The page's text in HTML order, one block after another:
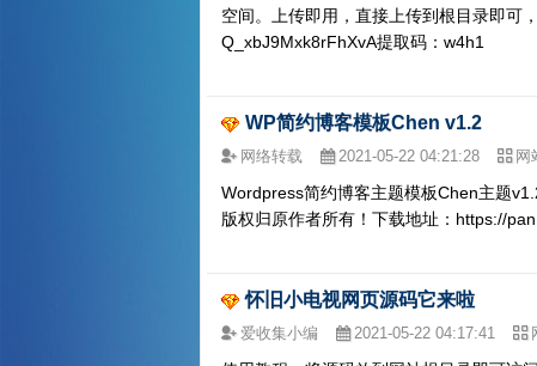
空间。上传即用，直接上传到根目录即可
Q_xbJ9Mxk8rFhXvA提取码：w4h1
WP简约博客模板Chen v1.2
网络转载 2021-05-22 04:21:28 网
Wordpress简约博客主题模板Chen主题
版权归原作者所有！下载地址：https://
怀旧小电视网页源码它来啦
爱收集小编 2021-05-22 04:17:41